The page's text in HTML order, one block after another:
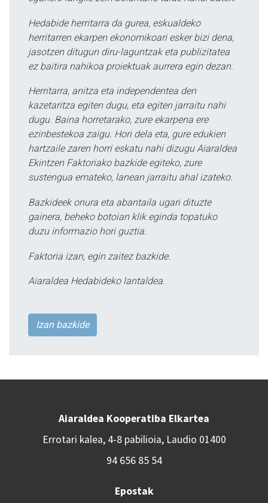
Hedabide herritarra da gurea, eskualdeko
herritarren ekarpen ekonomikoari esker bizi dena,
jasotzen ditugun diru-laguntzak eta publizitatea
ez baitira nahikoa proiektuak aurrera egin dezan.
Herritarra, anitza eta independentea den
kazetaritza egiten dugu, eta egiten jarraitu nahi
dugu. Baina horretarako, zure ekarpena ere
ezinbestekoa zaigu. Hori dela eta, gure edukien
hartzaile zaren horri eskatu nahi dizugu Aiaraldea
Ekintzen Faktoriako bazkide egiteko, zure
sustengua emateko, lanean jarraitu ahal izateko.
Bazkideek onura eta abantaila ugari dituzte
gainera, beheko botoian klik eginda topatuko
duzu informazio hori guztia.
Faktoria izan, egin zaitez bazkide.
Aiaraldea Hedabideko lantaldea.
Izan bazkide
Aiaraldea Kooperatiba Elkartea
Errotari kalea, 4-8 pabilioia, Laudio 01400
94 656 85 54
Epostak